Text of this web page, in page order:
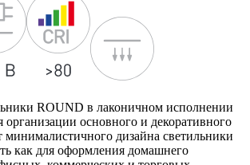
ROUND в лаконичном исполнении
организации основного и декоративного
минималистичного дизайна светильники
как для оформления домашнего